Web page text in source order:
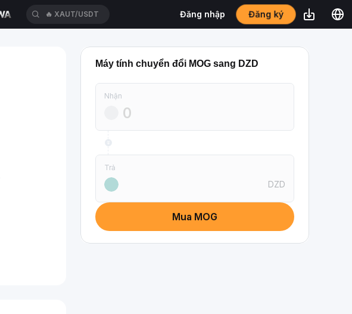
🔥 XAUT/USDT Đăng nhập Đăng ký
Máy tính chuyển đổi MOG sang DZD
Nhận
Trả
DZD
Mua MOG